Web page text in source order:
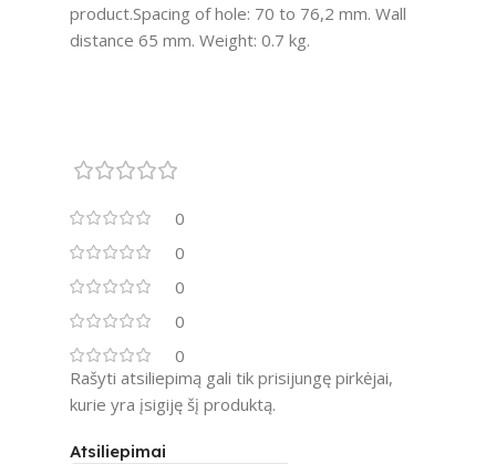
product.Spacing of hole: 70 to 76,2 mm. Wall
distance 65 mm. Weight: 0.7 kg.
0
0
0
0
0
Atsiliepimai
Rašyti atsiliepimą gali tik prisijungę pirkėjai,
kurie yra įsigiję šį produktą.